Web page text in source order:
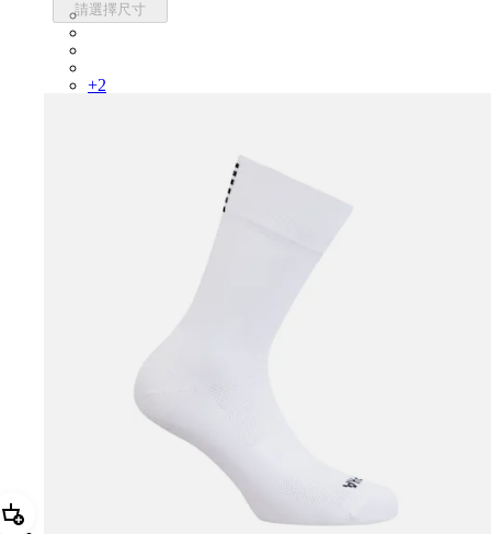
請選擇尺寸
RCP10XXBLW
+2
加進購物籃 Pro Team Socks - Regular